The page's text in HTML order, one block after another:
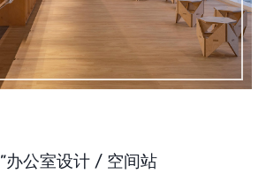
办公室设计 / 空间站